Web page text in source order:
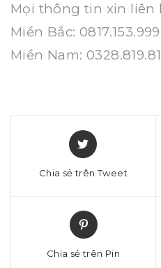
Mọi thông tin xin liên
Miền Bắc: 0817.153.999
Miền Nam:
Chia sẻ trên Tweet
Chia sẻ trên Pin